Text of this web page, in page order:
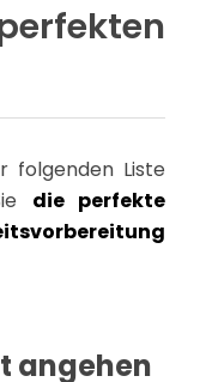
folgenden Liste
die perfekte
angehen